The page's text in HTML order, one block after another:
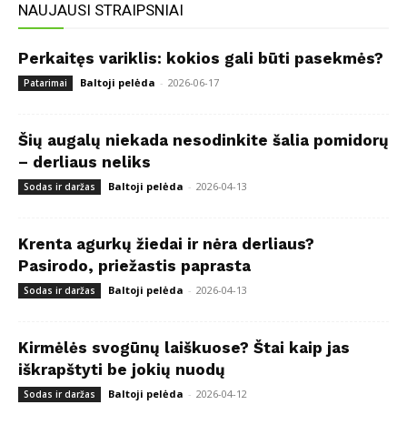
NAUJAUSI STRAIPSNIAI
Perkaitęs variklis: kokios gali būti pasekmės?
Patarimai Baltoji pelėda - 2026-06-17
Šių augalų niekada nesodinkite šalia pomidorų
– derliaus neliks
Sodas ir daržas Baltoji pelėda - 2026-04-13
Krenta agurkų žiedai ir nėra derliaus?
Pasirodo, priežastis paprasta
Sodas ir daržas Baltoji pelėda - 2026-04-13
Kirmėlės svogūnų laiškuose? Štai kaip jas
iškrapštyti be jokių nuodų
Sodas ir daržas Baltoji pelėda - 2026-04-12